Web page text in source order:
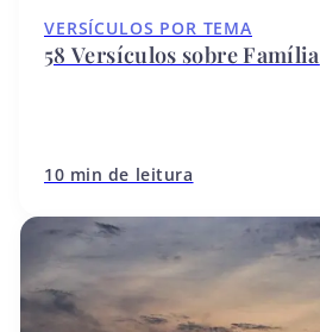
VERSÍCULOS POR TEMA
58 Versículos sobre Família
10 min de leitura